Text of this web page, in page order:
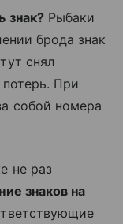
знак?Рыбаки
брода знак
снял
При
собой номера
не раз
знаков на